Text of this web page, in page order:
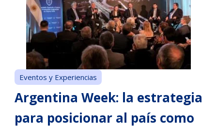
Eventos y Experiencias
Argentina Week: la estrategia
para posicionar al país como